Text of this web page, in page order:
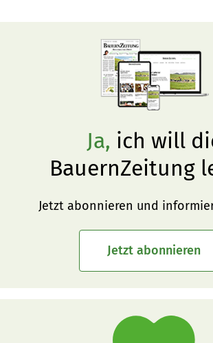
Ja, ich will
BauernZeitung
Jetzt abonnieren und
Jetzt abonnieren